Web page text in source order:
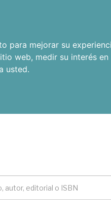
mejorar su
web, medir su interés
usted.